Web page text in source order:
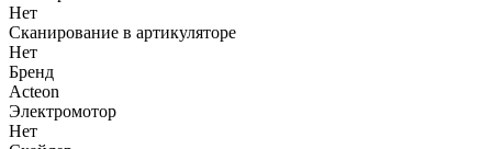
Нет
Сканирование в артикуляторе
Нет
Бренд
Acteon
Электромотор
Нет